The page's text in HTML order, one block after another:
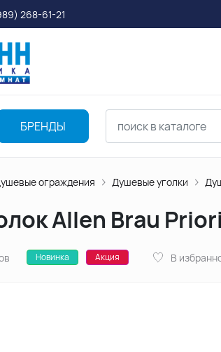
268-61-21
БРЕНДЫ
ограждения Душевые уголки
Allen Brau
Новинка Акция В